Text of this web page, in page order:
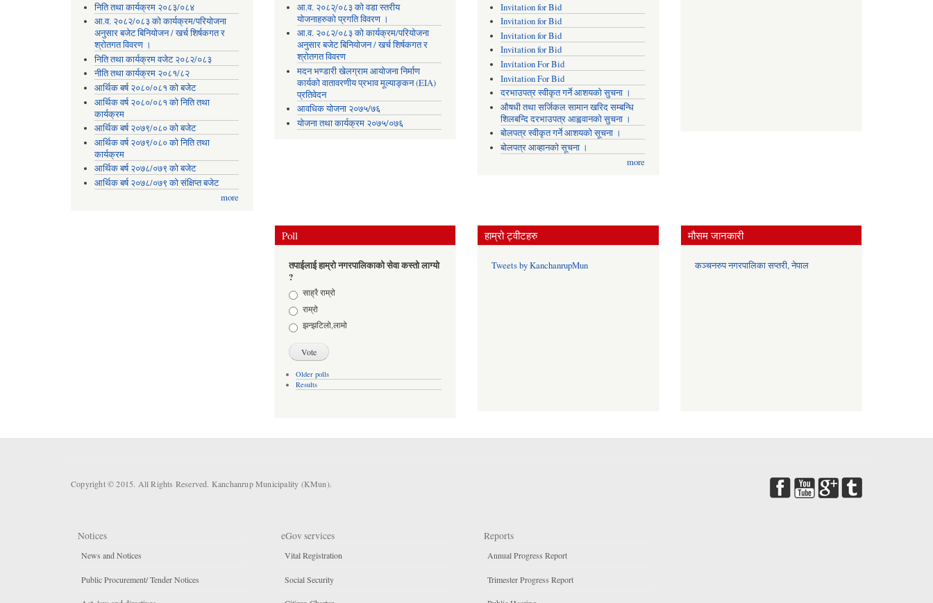
निति तथा कार्यक्रम २०८३/०८४
आ.व. २०८२/०८३ को कार्यक्रम/परियोजना
अनुसार बजेट बिनियोजन / खर्च शिर्षकगत र
श्रोतगत विवरण ।
निति तथा कार्यक्रम वजेट २०८२/०८३
नीति तथा कार्यक्रम २०८१/८२
आर्थिक बर्ष २०८०/०८१ को बजेट
आर्थिक वर्ष २०८०/०८१ को निति तथा
कार्यक्रम
आर्थिक बर्ष २०७९/०८० को बजेट
आर्थिक वर्ष २०७९/०८० को निति तथा
कार्यक्रम
आर्थिक बर्ष २०७८/०७९ को बजेट
आर्थिक बर्ष २०७८/०७९ को संक्षिप्त बजेट
more
आ.व. २०८२्/०८३ को वडा स्तरीय
योजनाहरुको प्रगति विवरण ।
आ.व. २०८२/०८३ को कार्यक्रम/परियोजना
अनुसार बजेट बिनियोजन / खर्च शिर्षकगत र
श्रोतगत विवरण
मदन भण्डारी खेलग्राम आयोजना निर्माण
कार्यको वातावरणीय प्रभाव मूल्याङ्कन (EIA)
प्रतिवेदन
आवधिक योजना २०७५/७६
योजना तथा कार्यक्रम २०७५/०७६
Invitation for Bid
Invitation for Bid
Invitation for Bid
Invitation for Bid
Invitation For Bid
Invitation For Bid
दरभाउपत्र स्वीकृत गर्ने आशयको सुचना ।
औषधी तथा सर्जिकल सामान खरिद सम्बन्धि
शिलबन्दि दरभाउपत्र आह्ववानको सुचना ।
बोलपत्र स्वीकृत गर्ने आशयको सूचना ।
बोलपत्र आव्हानको सूचना ।
more
Poll
तपाईलाई हाम्रो नगरपालिकाको सेवा कस्तो लाग्यो
?
Choicesसाह्रै राम्रो
राम्रो
झन्झटिलो,लामो
Older polls
Results
हाम्रो ट्वीटहरु
Tweets by KanchanrupMun
मौसम जानकारी
कञ्चनरुप नगरपालिका सप्तरी, नेपाल
Copyright © 2015. All Rights Reserved. Kanchanrup Municipality (KMun).
Notices
News and Notices
Public Procurement/ Tender Notices
eGov services
Vital Registration
Social Security
Reports
Annual Progress Report
Trimester Progress Report